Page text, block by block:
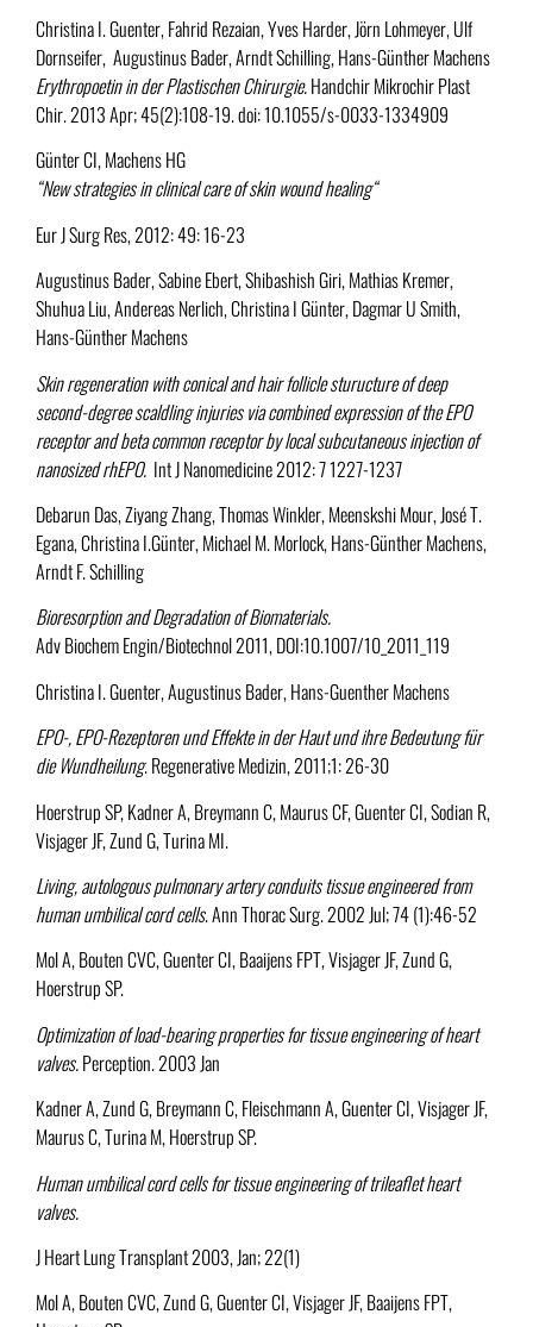
Christina I. Guenter, Fahrid Rezaian, Yves Harder, Jörn Lohmeyer, Ulf
Dornseifer, Augustinus Bader, Arndt Schilling, Hans-Günther Machens
Erythropoetin in der Plastischen Chirurgie.Handchir Mikrochir Plast
Chir. 2013 Apr; 45(2):108-19. doi: 10.1055/s-0033-1334909
Günter CI, Machens HG
“New strategies in clinical care of skin wound healing“
Eur J Surg Res, 2012: 49: 16-23
Augustinus Bader, Sabine Ebert, Shibashish Giri, Mathias Kremer,
Shuhua Liu, Andereas Nerlich, Christina I Günter, Dagmar U Smith,
Hans-Günther Machens
Skin regeneration with conical and hair follicle sturucture of deep
second-degree scaldling injuries via combined expression of the EPO
receptor and beta common receptor by local subcutaneous injection of
nanosized rhEPO. Int J Nanomedicine 2012: 7 1227-1237
Debarun Das, Ziyang Zhang, Thomas Winkler, Meenskshi Mour, José T.
Egana, Christina I.Günter, Michael M. Morlock, Hans-Günther Machens,
Arndt F. Schilling
Bioresorption and Degradation of Biomaterials.
Adv Biochem Engin/Biotechnol 2011, DOI:10.1007/10_2011_119
Christina I. Guenter, Augustinus Bader, Hans-Guenther Machens
EPO-, EPO-Rezeptoren und Effekte in der Haut und ihre Bedeutung für
die Wundheilung. Regenerative Medizin, 2011;1: 26-30
Hoerstrup SP, Kadner A, Breymann C, Maurus CF, Guenter CI, Sodian R,
Visjager JF, Zund G, Turina MI.
Living, autologous pulmonary artery conduits tissue engineered from
human umbilical cord cells. Ann Thorac Surg. 2002 Jul; 74 (1):46-52
Mol A, Bouten CVC, Guenter CI, Baaijens FPT, Visjager JF, Zund G,
Hoerstrup SP.
Optimization of load-bearing properties for tissue engineering of heart
valves.Perception. 2003 Jan
Kadner A, Zund G, Breymann C, Fleischmann A, Guenter CI, Visjager JF,
Maurus C, Turina M, Hoerstrup SP.
Human umbilical cord cells for tissue engineering of trileaflet heart
valves.
J Heart Lung Transplant 2003, Jan; 22(1)
Mol A, Bouten CVC, Zund G, Guenter CI, Visjager JF, Baaijens FPT,